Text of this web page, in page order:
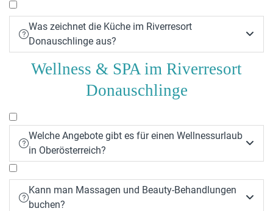

Was zeichnet die Küche im Riverresort
Donauschlinge aus?

Wellness & SPA im Riverresort
Donauschlinge

Welche Angebote gibt es für einen Wellnessurlaub
in Oberösterreich?


Kann man Massagen und Beauty-Behandlungen
buchen?
